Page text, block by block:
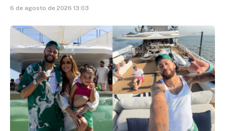
6 de agosto de 2026 13:03